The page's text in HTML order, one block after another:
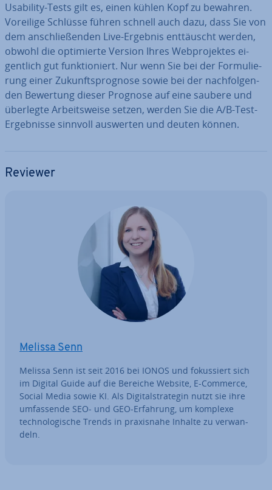
Usability-Tests gilt es, einen kühlen Kopf zu bewahren.
Voreilige Schlüsse führen schnell auch dazu, dass Sie von
dem an­schlie­ßen­den Live-Ergebnis ent­täuscht werden,
obwohl die op­ti­mier­te Version Ihres Web­pro­jek­tes ei­
gent­lich gut funk­tio­niert. Nur wenn Sie bei der For­mu­lie­
rung einer Zu­kunfts­pro­gno­se sowie bei der nach­fol­gen­
den Bewertung dieser Prognose auf eine saubere und
überlegte Ar­beits­wei­se setzen, werden Sie die A/B-Test-
Er­geb­nis­se sinnvoll auswerten und deuten können.
Reviewer
Melissa Senn
Melissa Senn ist seit 2016 bei IONOS und fo­kus­siert sich
im Digital Guide auf die Bereiche Website, E-Commerce,
Social Media sowie KI. Als Di­gi­tal­stra­te­gin nutzt sie ihre
um­fas­sen­de SEO- und GEO-Erfahrung, um komplexe
tech­no­lo­gi­sche Trends in pra­xis­na­he Inhalte zu ver­wan­
deln.